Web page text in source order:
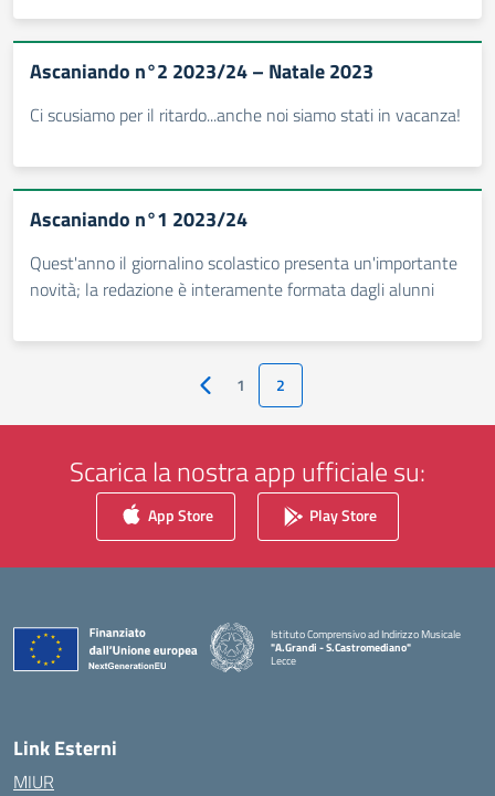
Ascaniando n°2 2023/24 – Natale 2023
Ci scusiamo per il ritardo...anche noi siamo stati in vacanza!
Ascaniando n°1 2023/24
Quest'anno il giornalino scolastico presenta un'importante
novità; la redazione è interamente formata dagli alunni
Pagina precedente
1 2
Scarica la nostra app ufficiale su:
App Store Play Store
Istituto Comprensivo ad Indirizzo Musicale
"A.Grandi - S.Castromediano"
Lecce
Link Esterni
MIUR